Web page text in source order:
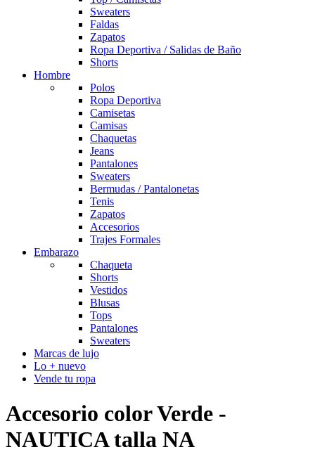
Sweaters
Faldas
Zapatos
Ropa Deportiva / Salidas de Baño
Shorts
Hombre
Polos
Ropa Deportiva
Camisetas
Camisas
Chaquetas
Jeans
Pantalones
Sweaters
Bermudas / Pantalonetas
Tenis
Zapatos
Accesorios
Trajes Formales
Embarazo
Chaqueta
Shorts
Vestidos
Blusas
Tops
Pantalones
Sweaters
Marcas de lujo
Lo + nuevo
Vende tu ropa
Accesorio color Verde -
NAUTICA talla NA